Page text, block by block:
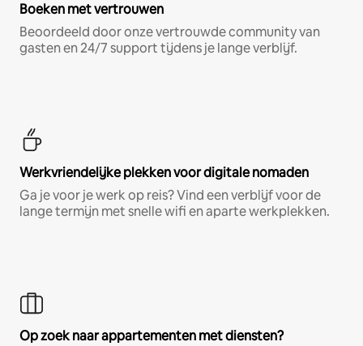
Boeken met vertrouwen
Beoordeeld door onze vertrouwde community van
gasten en 24/7 support tijdens je lange verblijf.
Werkvriendelijke plekken voor digitale nomaden
Ga je voor je werk op reis? Vind een verblijf voor de
lange termijn met snelle wifi en aparte werkplekken.
Op zoek naar appartementen met diensten?